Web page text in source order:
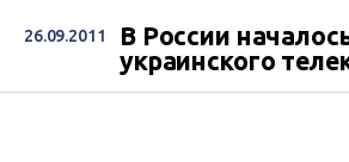
26.09.2011
В России
украинского